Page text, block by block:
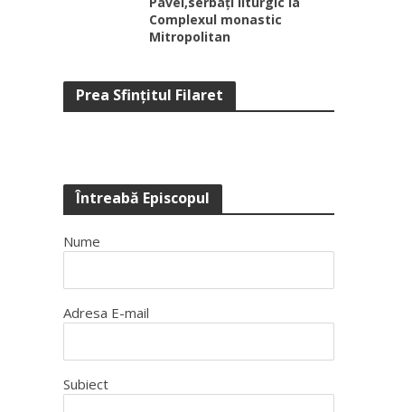
Complexul monastic
Mitropolitan
Prea Sfinţitul Filaret
Întreabă Episcopul
Nume
Adresa E-mail
Subiect